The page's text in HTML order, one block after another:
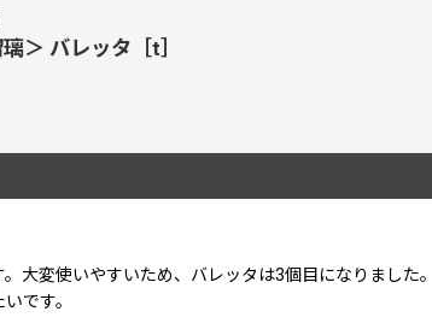
＞ バレッタ［t］
大変使いやすいため、バレッタは3個目になりました。
です。